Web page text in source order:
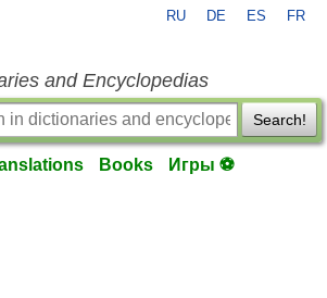
RU DE ES FR
and Encyclopedias
Search!
Books Игры ⚽